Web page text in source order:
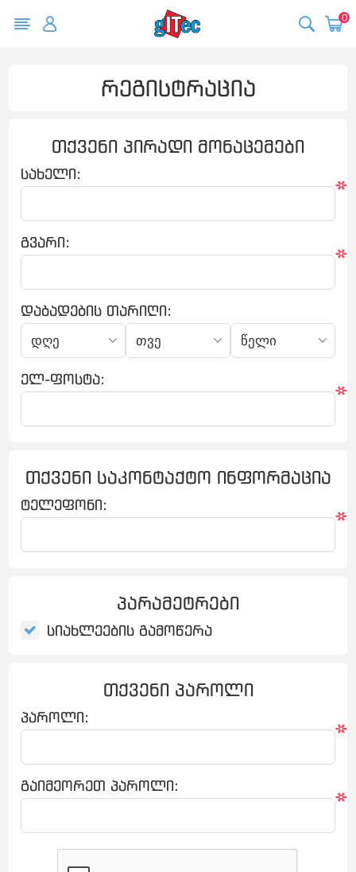
0
რეგისტრაცია
თქვენი პირადი მონაცემები
სახელი:
*
გვარი:
*
დაბადების თარიღი:
ელ-ფოსტა:
*
თქვენი საკონტაქტო ინფორმაცია
ტელეფონი:
*
პარამეტრები
სიახლეების გამოწერა
თქვენი პაროლი
პაროლი:
*
გაიმეორეთ პაროლი:
*